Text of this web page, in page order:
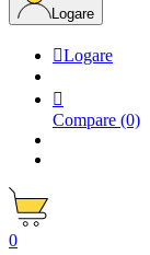
Logare
Logare

Compare (0)
0